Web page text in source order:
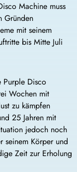
Machine muss
Gründen
mit seinem
bis Mitte Juli
Purple Disco
Wochen mit
zu kämpfen
25 Jahren mit
jedoch noch
seinem Körper und
Zeit zur Erholung